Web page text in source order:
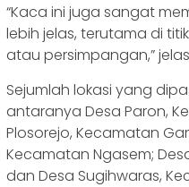
“Kaca ini juga sangat
lebih jelas, terutama di
atau persimpangan,”
Sejumlah lokasi yang
antaranya Desa Paron,
Plosorejo, Kecamatan
Kecamatan Ngasem;
dan Desa Sugihwaras,